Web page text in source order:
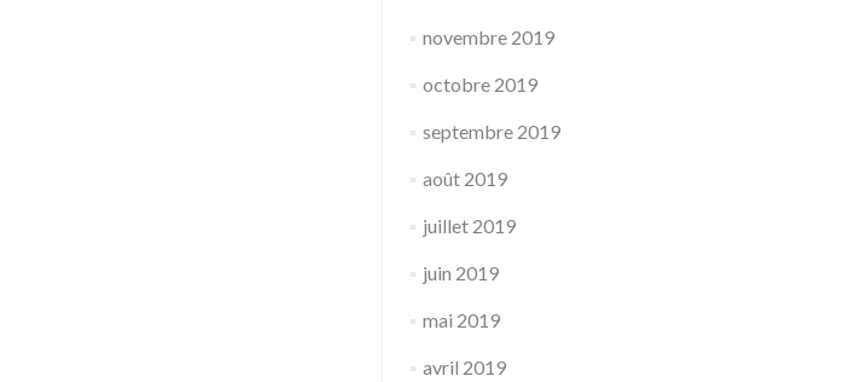
novembre 2019
octobre 2019
septembre 2019
août 2019
juillet 2019
juin 2019
mai 2019
avril 2019